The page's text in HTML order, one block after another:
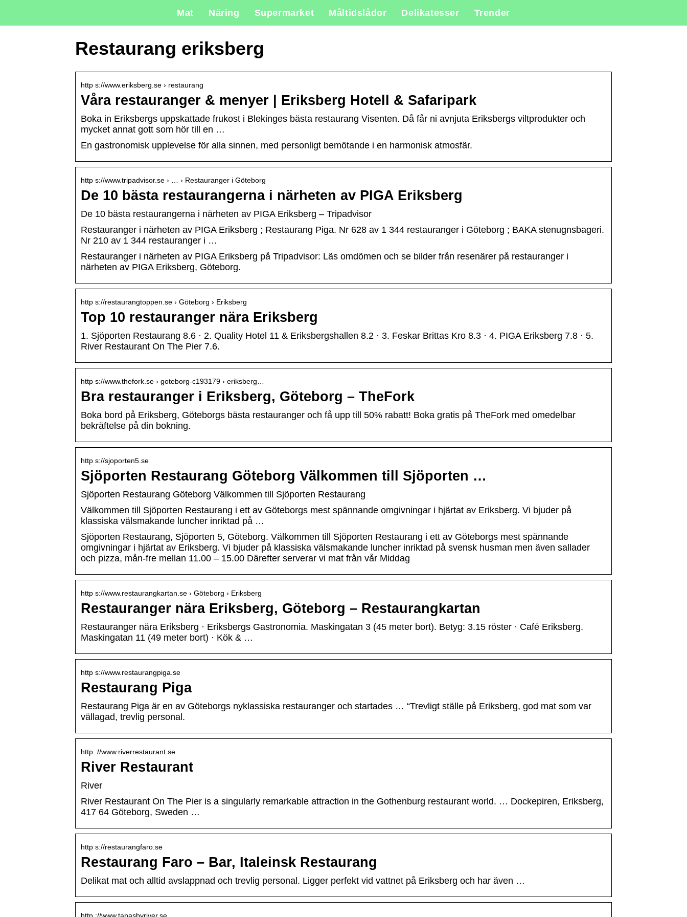
Mat Näring Supermarket Måltidslådor Delikatesser Trender
Restaurang eriksberg
http s://www.eriksberg.se › restaurang
Våra restauranger & menyer | Eriksberg Hotell & Safaripark
Boka in Eriksbergs uppskattade frukost i Blekinges bästa restaurang Visenten. Då får ni avnjuta Eriksbergs viltprodukter och
mycket annat gott som hör till en …
En gastronomisk upplevelse för alla sinnen, med personligt bemötande i en harmonisk atmosfär.
http s://www.tripadvisor.se › … › Restauranger i Göteborg
De 10 bästa restaurangerna i närheten av PIGA Eriksberg
De 10 bästa restaurangerna i närheten av PIGA Eriksberg – Tripadvisor
Restauranger i närheten av PIGA Eriksberg ; Restaurang Piga. Nr 628 av 1 344 restauranger i Göteborg ; BAKA stenugnsbageri.
Nr 210 av 1 344 restauranger i …
Restauranger i närheten av PIGA Eriksberg på Tripadvisor: Läs omdömen och se bilder från resenärer på restauranger i
närheten av PIGA Eriksberg, Göteborg.
http s://restaurangtoppen.se › Göteborg › Eriksberg
Top 10 restauranger nära Eriksberg
1. Sjöporten Restaurang 8.6 · 2. Quality Hotel 11 & Eriksbergshallen 8.2 · 3. Feskar Brittas Kro 8.3 · 4. PIGA Eriksberg 7.8 · 5.
River Restaurant On The Pier 7.6.
http s://www.thefork.se › goteborg-c193179 › eriksberg…
Bra restauranger i Eriksberg, Göteborg – TheFork
Boka bord på Eriksberg, Göteborgs bästa restauranger och få upp till 50% rabatt! Boka gratis på TheFork med omedelbar
bekräftelse på din bokning.
http s://sjoporten5.se
Sjöporten Restaurang Göteborg Välkommen till Sjöporten …
Sjöporten Restaurang Göteborg Välkommen till Sjöporten Restaurang
Välkommen till Sjöporten Restaurang i ett av Göteborgs mest spännande omgivningar i hjärtat av Eriksberg. Vi bjuder på
klassiska välsmakande luncher inriktad på …
Sjöporten Restaurang, Sjöporten 5, Göteborg. Välkommen till Sjöporten Restaurang i ett av Göteborgs mest spännande
omgivningar i hjärtat av Eriksberg. Vi bjuder på klassiska välsmakande luncher inriktad på svensk husman men även sallader
och pizza, mån-fre mellan 11.00 – 15.00 Därefter serverar vi mat från vår Middag
http s://www.restaurangkartan.se › Göteborg › Eriksberg
Restauranger nära Eriksberg, Göteborg – Restaurangkartan
Restauranger nära Eriksberg · Eriksbergs Gastronomia. Maskingatan 3 (45 meter bort). Betyg: 3.15 röster · Café Eriksberg.
Maskingatan 11 (49 meter bort) · Kök & …
http s://www.restaurangpiga.se
Restaurang Piga
Restaurang Piga är en av Göteborgs nyklassiska restauranger och startades … “Trevligt ställe på Eriksberg, god mat som var
vällagad, trevlig personal.
http ://www.riverrestaurant.se
River Restaurant
River
River Restaurant On The Pier is a singularly remarkable attraction in the Gothenburg restaurant world. … Dockepiren, Eriksberg,
417 64 Göteborg, Sweden …
http s://restaurangfaro.se
Restaurang Faro – Bar, Italeinsk Restaurang
Delikat mat och alltid avslappnad och trevlig personal. Ligger perfekt vid vattnet på Eriksberg och har även …